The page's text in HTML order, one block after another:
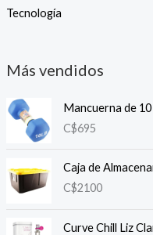
Tecnología
Más vendidos
Mancuerna de
C$695
Caja de
C$2100
Curve Chill Liz